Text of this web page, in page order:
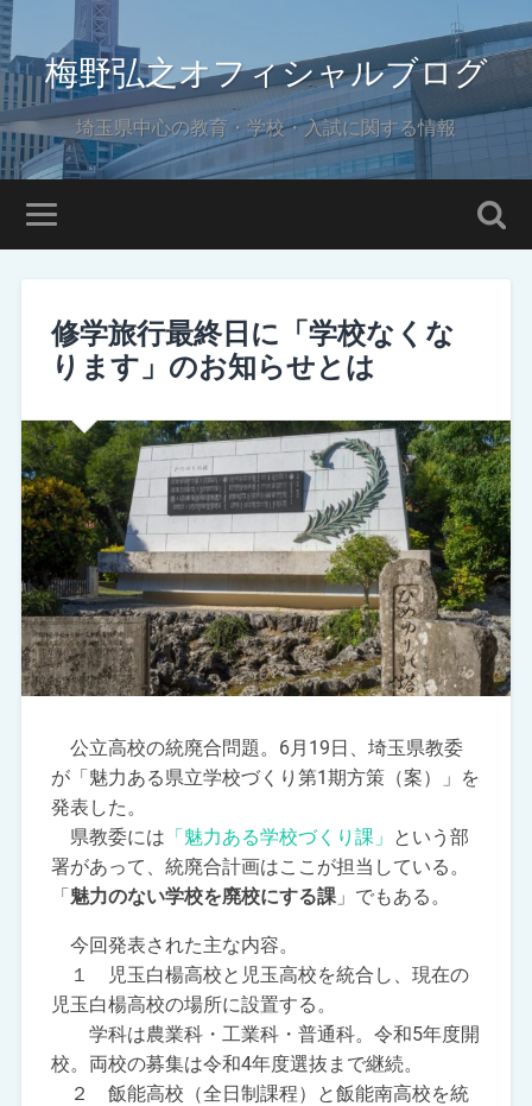
梅野弘之オフィシャルブログ
埼玉県中心の教育・学校・入試に関する情報
修学旅行最終日に「学校なくな
ります」のお知らせとは
公立高校の統廃合問題。6月19日、埼玉県教委
が「魅力ある県立学校づくり第1期方策（案）」を
発表した。
県教委には 「魅力ある学校づくり課」 という部
署があって、統廃合計画はここが担当している。
「魅力のない学校を廃校にする課」でもある。
今回発表された主な内容。
１ 児玉白楊高校と児玉高校を統合し、現在の
児玉白楊高校の場所に設置する。
学科は農業科・工業科・普通科。令和5年度開
校。両校の募集は令和4年度選抜まで継続。
２ 飯能高校（全日制課程）と飯能南高校を統